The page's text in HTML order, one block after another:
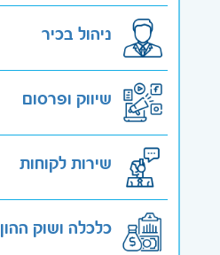
ניהול בכיר
שיווק ופרסום
שירות לקוחות
כלכלה ושוק ההון